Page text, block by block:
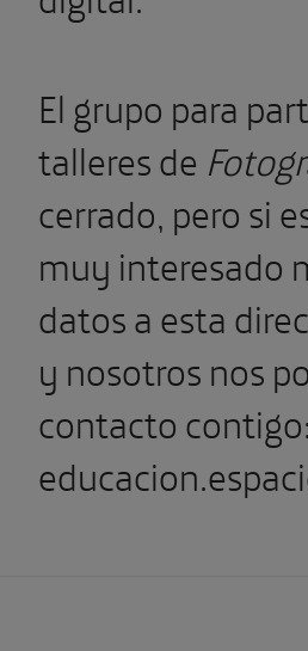
El grupo para
talleres de
cerrado, pero si
muy interesado
datos a esta
y nosotros nos
contacto contigo: